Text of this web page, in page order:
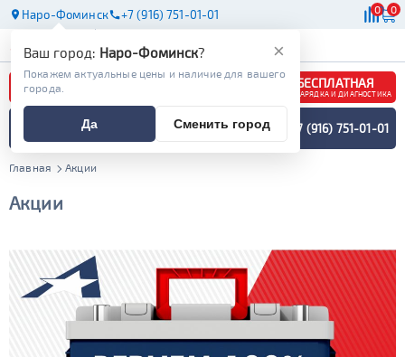
Наро-Фоминск +7 (916) 751-01-01 0 0
АКБ МАСЛА
БЕСПЛАТНАЯ
ЗАРЯДКА И ДИАГНОСТИКА
ПОДБОР АККУМУЛЯТОРА
СПЕЦИАЛИСТОМ +7 (916) 751-01-01
Главная Акции
Акции
×
Ваш город: Наро-Фоминск?
Покажем актуальные цены и наличие для вашего
города.
Да Сменить город